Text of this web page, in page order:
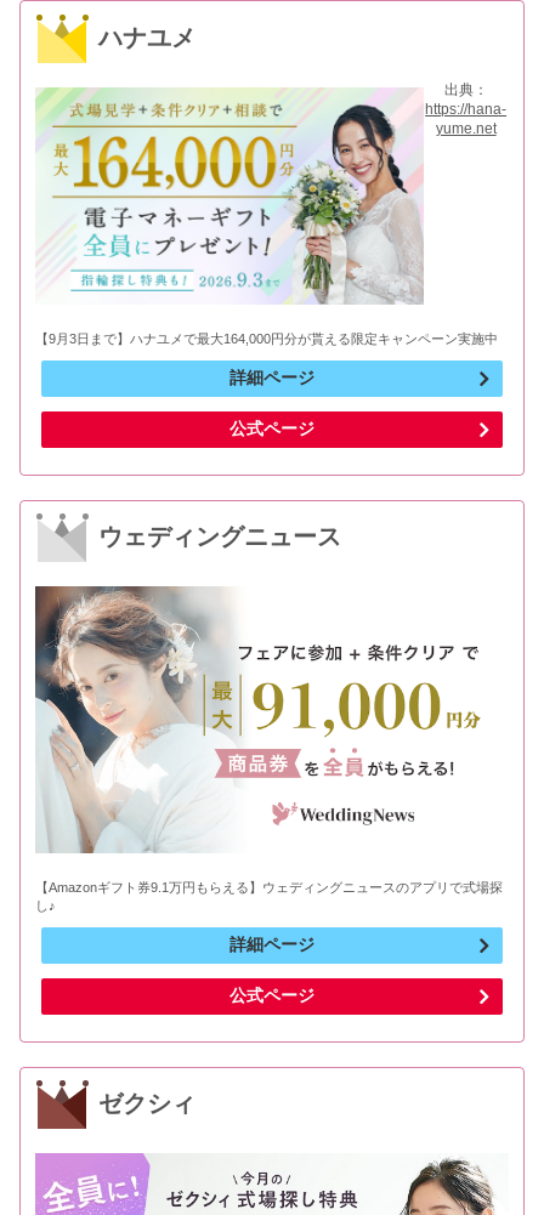
ハナユメ
出典：
https://hana-
yume.net
【9月3日まで】ハナユメで最大164,000円分が貰える限定キャンペーン実施中
詳細ページ
公式ページ
ウェディングニュース
【Amazonギフト券9.1万円もらえる】ウェディングニュースのアプリで式場探
し♪
詳細ページ
公式ページ
ゼクシィ